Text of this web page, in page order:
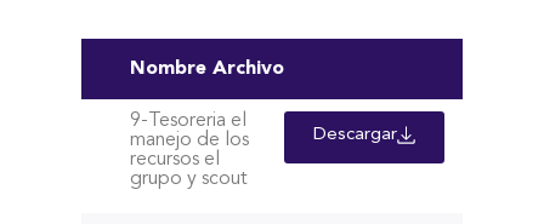
Nombre Archivo
9-Tesoreria el
manejo de los
recursos el
grupo y scout
Descargar